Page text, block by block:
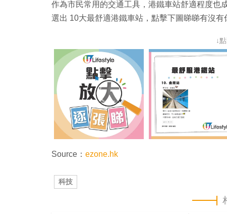
作為市民常用的交通工具，港鐵車站舒適程度也
選出 10大最舒適港鐵車站，點擊下圖睇睇有沒有
↓
Source： ezone.hk
科技